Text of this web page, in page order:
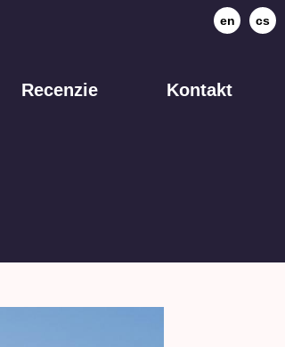
en cs
Recenzie Kontakt